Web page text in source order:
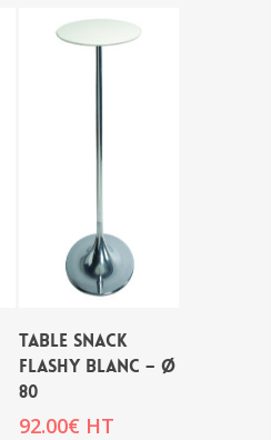
TABLE SNACK
FLASHY BLANC – Ø
80
92.00€ HT